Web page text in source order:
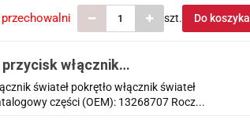
szt. Do koszyka
włącznik
świateł pokrętło włącznik świateł
części (OEM): 13268707 Rocz...